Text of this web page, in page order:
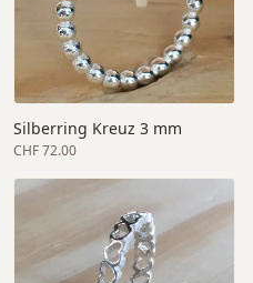
Silberring Kreuz 3 mm
CHF 72.00